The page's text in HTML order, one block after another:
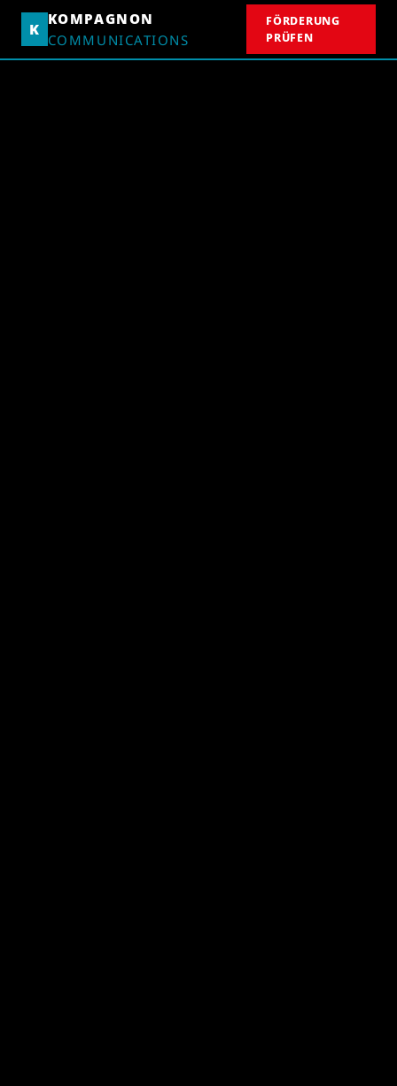
K
KOMPAGNON
COMMUNICATIONS
FÖRDERUNG
PRÜFEN